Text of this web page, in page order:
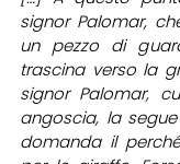
signor Palomar,
un pezzo di
trascina verso la
signor Palomar,
angoscia, la
domanda il